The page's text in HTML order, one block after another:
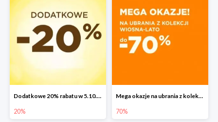
Dodatkowe 20% rabatu w 5.10.15
20%
Mega okazje na ubrania z kolekcji wiosna-lato do -70%
70%